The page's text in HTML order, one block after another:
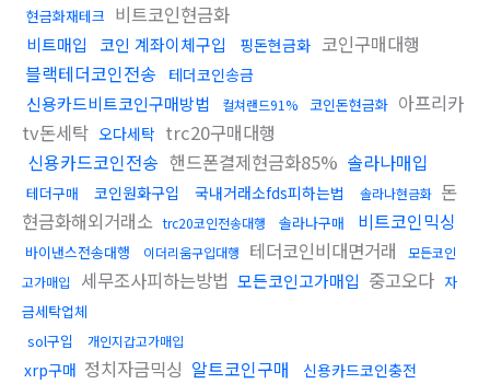
현금화재테크 비트코인현금화
비트매입 코인 계좌이체구입 핑돈현금화 코인구매대행
블랙테더코인전송
테더코인송금
신용카드비트코인구매방법 컬쳐랜드91% 코인돈현금화 아프리카
tv돈세탁 오다세탁 trc20구매대행
신용카드코인전송 핸드폰결제현금화85% 솔라나매입
테더구매 코인원화구입 국내거래소fds피하는법 솔라나현금화 돈
현금화해외거래소 trc20코인전송대행 솔라나구매 비트코인믹싱
바이낸스전송대행 이더리움구입대행 테더코인비대면거래
모든코인
고가매입
세무조사피하는방법 모든코인고가매입 중고오다 자
금세탁업체
sol구입
개인지갑고가매입
xrp구매 정치자금믹싱 알트코인구매 신용카드코인충전